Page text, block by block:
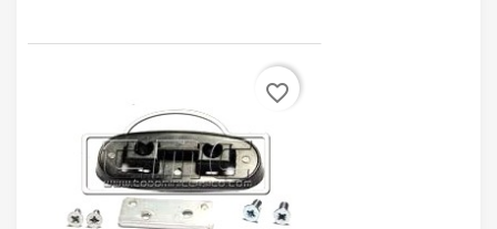
favorite_border